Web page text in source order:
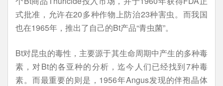
式批准，允许在20多种作物上防治23种害虫。而我国
也在1965年，推出了自己的Bt产品“青虫菌”。
Bt对昆虫的毒性，主要源于其生命周期中产生的多种毒
素，对Bt的各亚种的分析，迄今人们已经找到7种毒
素。而最重要的则是，1956年Angus发现的伴孢晶体